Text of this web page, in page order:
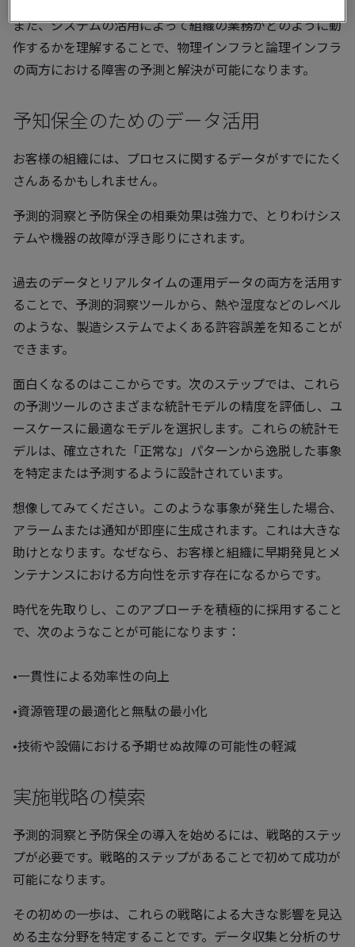
また、システムの活用によって組織の業務がどのように動
作するかを理解することで、物理インフラと論理インフラ
の両方における障害の予測と解決が可能になります。
予知保全のためのデータ活用
お客様の組織には、プロセスに関するデータがすでにたく
さんあるかもしれません。
予測的洞察と予防保全の相乗効果は強力で、とりわけシス
テムや機器の故障が浮き彫りにされます。
過去のデータとリアルタイムの運用データの両方を活用す
ることで、予測的洞察ツールから、熱や湿度などのレベル
のような、製造システムでよくある許容誤差を知ることが
できます。
面白くなるのはここからです。次のステップでは、これら
の予測ツールのさまざまな統計モデルの精度を評価し、ユ
ースケースに最適なモデルを選択します。これらの統計モ
デルは、確立された「正常な」パターンから逸脱した事象
を特定または予測するように設計されています。
想像してみてください。このような事象が発生した場合、
アラームまたは通知が即座に生成されます。これは大きな
助けとなります。なぜなら、お客様と組織に早期発見とメ
ンテナンスにおける方向性を示す存在になるからです。
時代を先取りし、このアプローチを積極的に採用すること
で、次のようなことが可能になります：
•一貫性による効率性の向上
•資源管理の最適化と無駄の最小化
•技術や設備における予期せぬ故障の可能性の軽減
実施戦略の模索
予測的洞察と予防保全の導入を始めるには、戦略的ステッ
プが必要です。戦略的ステップがあることで初めて成功が
可能になります。
その初めの一歩は、これらの戦略による大きな影響を見込
める主な分野を特定することです。データ収集と分析のサ